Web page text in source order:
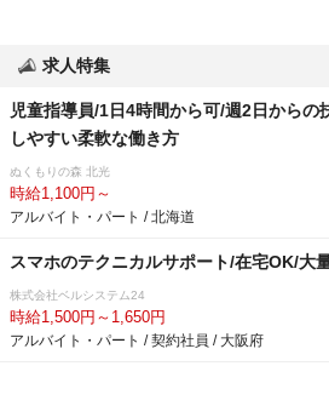
求人特集
児童指導員/1日4時間から可/週2日からの
しやすい柔軟な働き方
ぬくもりの森 北光
時給1,100円～
アルバイト・パート / 北海道
スマホのテクニカルサポート/在宅OK/大
株式会社ベルシステム24
時給1,500円～1,650円
アルバイト・パート / 契約社員 / 大阪府